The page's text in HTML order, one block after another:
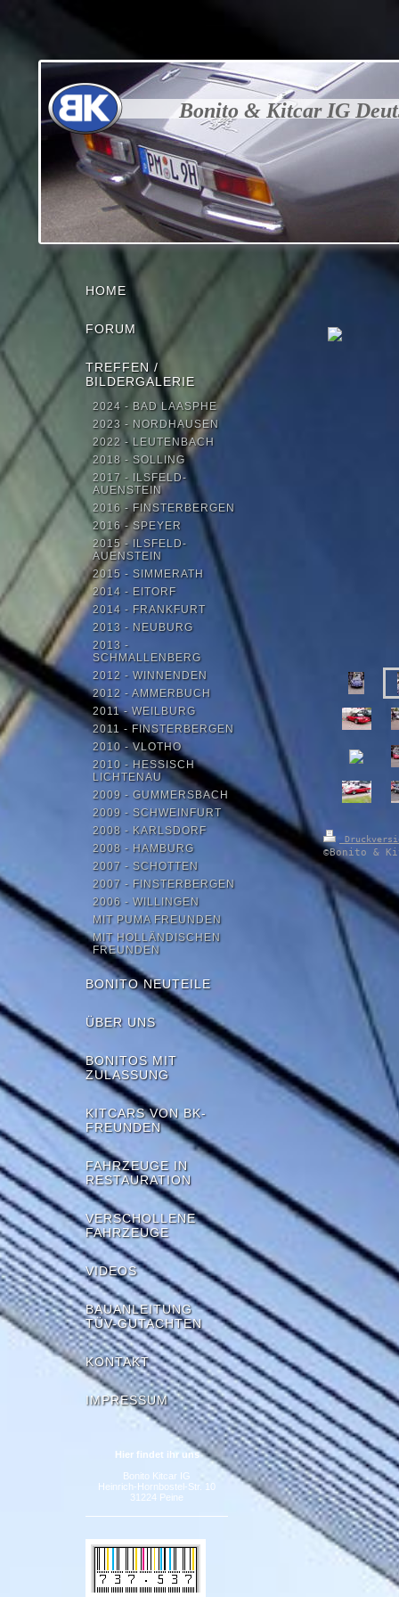
Bonito & Kitcar IG
©Bonito &
HOME
FORUM
TREFFEN /
BILDERGALERIE
2024 - BAD LAASPHE
2023 - NORDHAUSEN
2022 - LEUTENBACH
2018 - SOLLING
2017 - ILSFELD-
AUENSTEIN
2016 - FINSTERBERGEN
2016 - SPEYER
2015 - ILSFELD-
AUENSTEIN
2015 - SIMMERATH
2014 - EITORF
2014 - FRANKFURT
2013 - NEUBURG
2013 -
SCHMALLENBERG
2012 - WINNENDEN
2012 - AMMERBUCH
2011 - WEILBURG
2011 - FINSTERBERGEN
2010 - VLOTHO
2010 - HESSISCH
LICHTENAU
2009 - GUMMERSBACH
2009 - SCHWEINFURT
2008 - KARLSDORF
2008 - HAMBURG
2007 - SCHOTTEN
2007 - FINSTERBERGEN
2006 - WILLINGEN
MIT PUMA FREUNDEN
MIT HOLLÄNDISCHEN
FREUNDEN
BONITO NEUTEILE
ÜBER UNS
BONITOS MIT
ZULASSUNG
KITCARS VON BK-
FREUNDEN
FAHRZEUGE IN
RESTAURATION
VERSCHOLLENE
FAHRZEUGE
VIDEOS
BAUANLEITUNG
TÜV-GUTACHTEN
KONTAKT
IMPRESSUM
Hier findet ihr uns
Bonito Kitcar IG
Heinrich-Hornbostel-Str. 10
31224 Peine